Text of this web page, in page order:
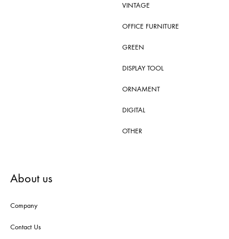
VINTAGE
OFFICE FURNITURE
GREEN
DISPLAY TOOL
ORNAMENT
DIGITAL
OTHER
About us
Company
Contact Us